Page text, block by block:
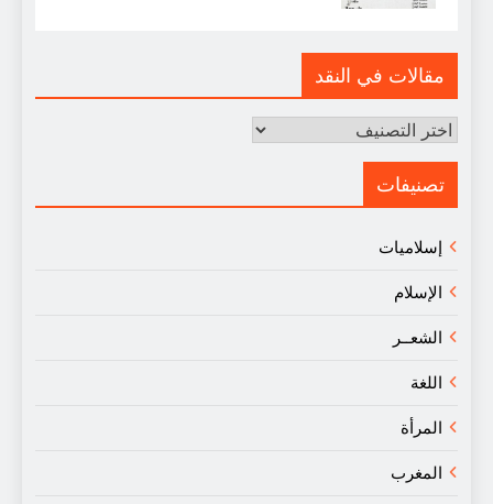
مقالات في النقد
مقالات
النقد
تصنيفات
إسلاميات
الإسلام
الشعــر
اللغة
المرأة
المغرب